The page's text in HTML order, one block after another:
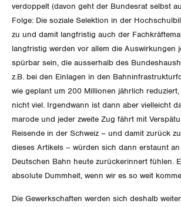
verdoppelt (davon geht der Bundesrat selbst
Folge: Die soziale Selektion in der
zu und damit langfristig auch der
langfristig werden vor allem die Auswirkungen
spürbar sein, die ausserhalb des
z.B. bei den Einlagen in den
wie geplant um 200 Millionen jährlich
nicht viel. Irgendwann ist dann aber vielleicht
marode und jeder zweite Zug fährt mit
Reisende in der Schweiz – und damit zurück
dieses Artikels – würden sich dann erstaunt
Deutschen Bahn heute zurückerinnert fühlen.
absolute Dummheit, wenn wir es so weit
Die Gewerkschaften werden sich deshalb